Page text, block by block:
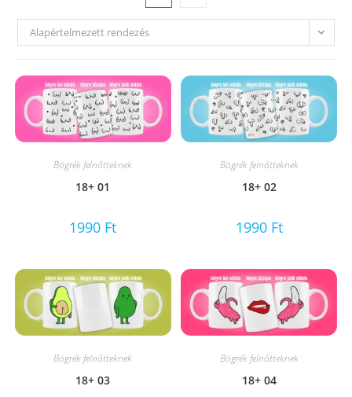
Alapértelmezett rendezés
Bögrék felnőtteknek
18+ 01
1990 Ft
Bögrék felnőtteknek
18+ 02
1990 Ft
Bögrék felnőtteknek
18+ 03
Bögrék felnőtteknek
18+ 04